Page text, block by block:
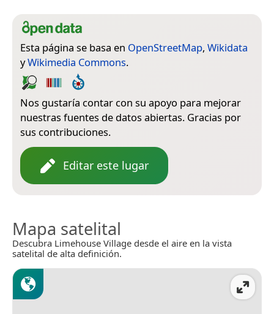
Esta página se basa en OpenStreetMap, Wikidata
yWikimedia Commons.
Nos gustaría contar con su apoyo para mejorar
nuestras fuentes de datos abiertas. Gracias por
sus contribuciones.
Editar este lugar
Mapa satelital
Descubra Limehouse Village desde el aire en la vista
satelital de alta definición.